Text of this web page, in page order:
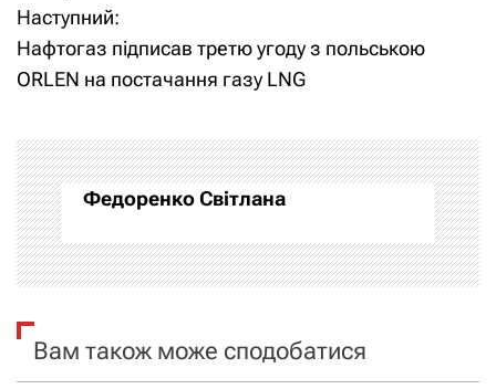
в
і
а
ц
і
Наступний:
Нафтогаз підписав третю угоду з польською
ORLEN на постачання газу LNG
Федоренко Світлана
Вам також може сподобатися